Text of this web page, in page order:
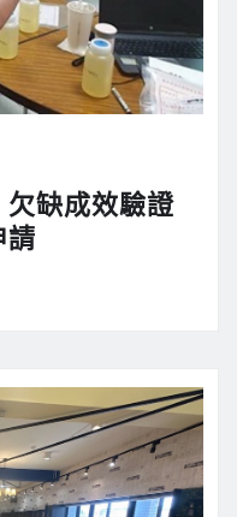
缺成效驗證
請